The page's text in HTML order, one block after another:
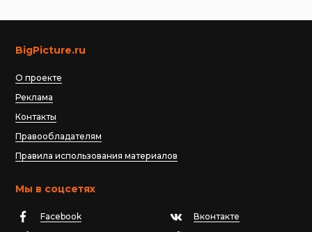
BigPicture.ru
О проекте
Реклама
Контакты
Правообладателям
Правила использования материалов
Мы в соцсетях
Facebook
Вконтакте